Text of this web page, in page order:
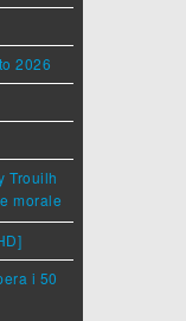
2026
Trouilh
morale
i 50